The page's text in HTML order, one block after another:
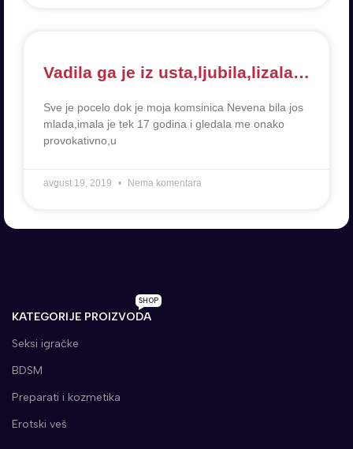
Vadila ga je iz usta,ljubila,lizala…
Sve je pocelo dok je moja komsinica Nevena bila jos
mlada,imala je tek 17 godina i gledala me onako
provokativno,u
avgust 19, 2019 Nema komentara
KATEGORIJE PROIZVODA
SHOP
Seksi igračke
BDSM
Preparati i kozmetika
Erotski veš